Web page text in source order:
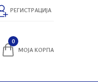
РЕГИСТРАЦИЈА
0
МОЈА КОРПА